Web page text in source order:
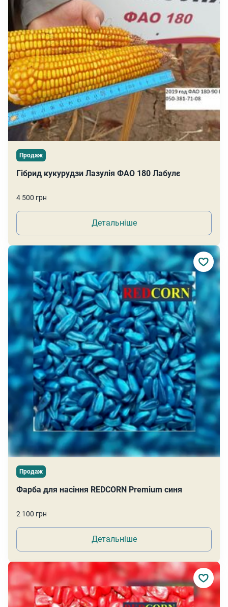
Продаж
Гібрид кукурудзи Лазулія ФАО 180 Лабулє
4 500 грн
Детальніше
Продаж
Фарба для насіння REDCORN Premium синя
2 100 грн
Детальніше